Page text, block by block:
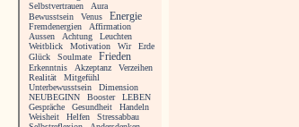
Selbstvertrauen
Aura
Bewusstsein
Venus Energie
Fremdenergien
Affirmation
Aussen
Achtung
Leuchten
Weitblick
Motivation Wir
Erde
Glück
Soulmate Frieden
Erkenntnis Akzeptanz
Verzeihen
Realität
Mitgefühl
Unterbewusstsein
Dimension
NEUBEGINN
Booster
LEBEN
Gespräche
Gesundheit
Handeln
Weisheit
Helfen
Stressabbau